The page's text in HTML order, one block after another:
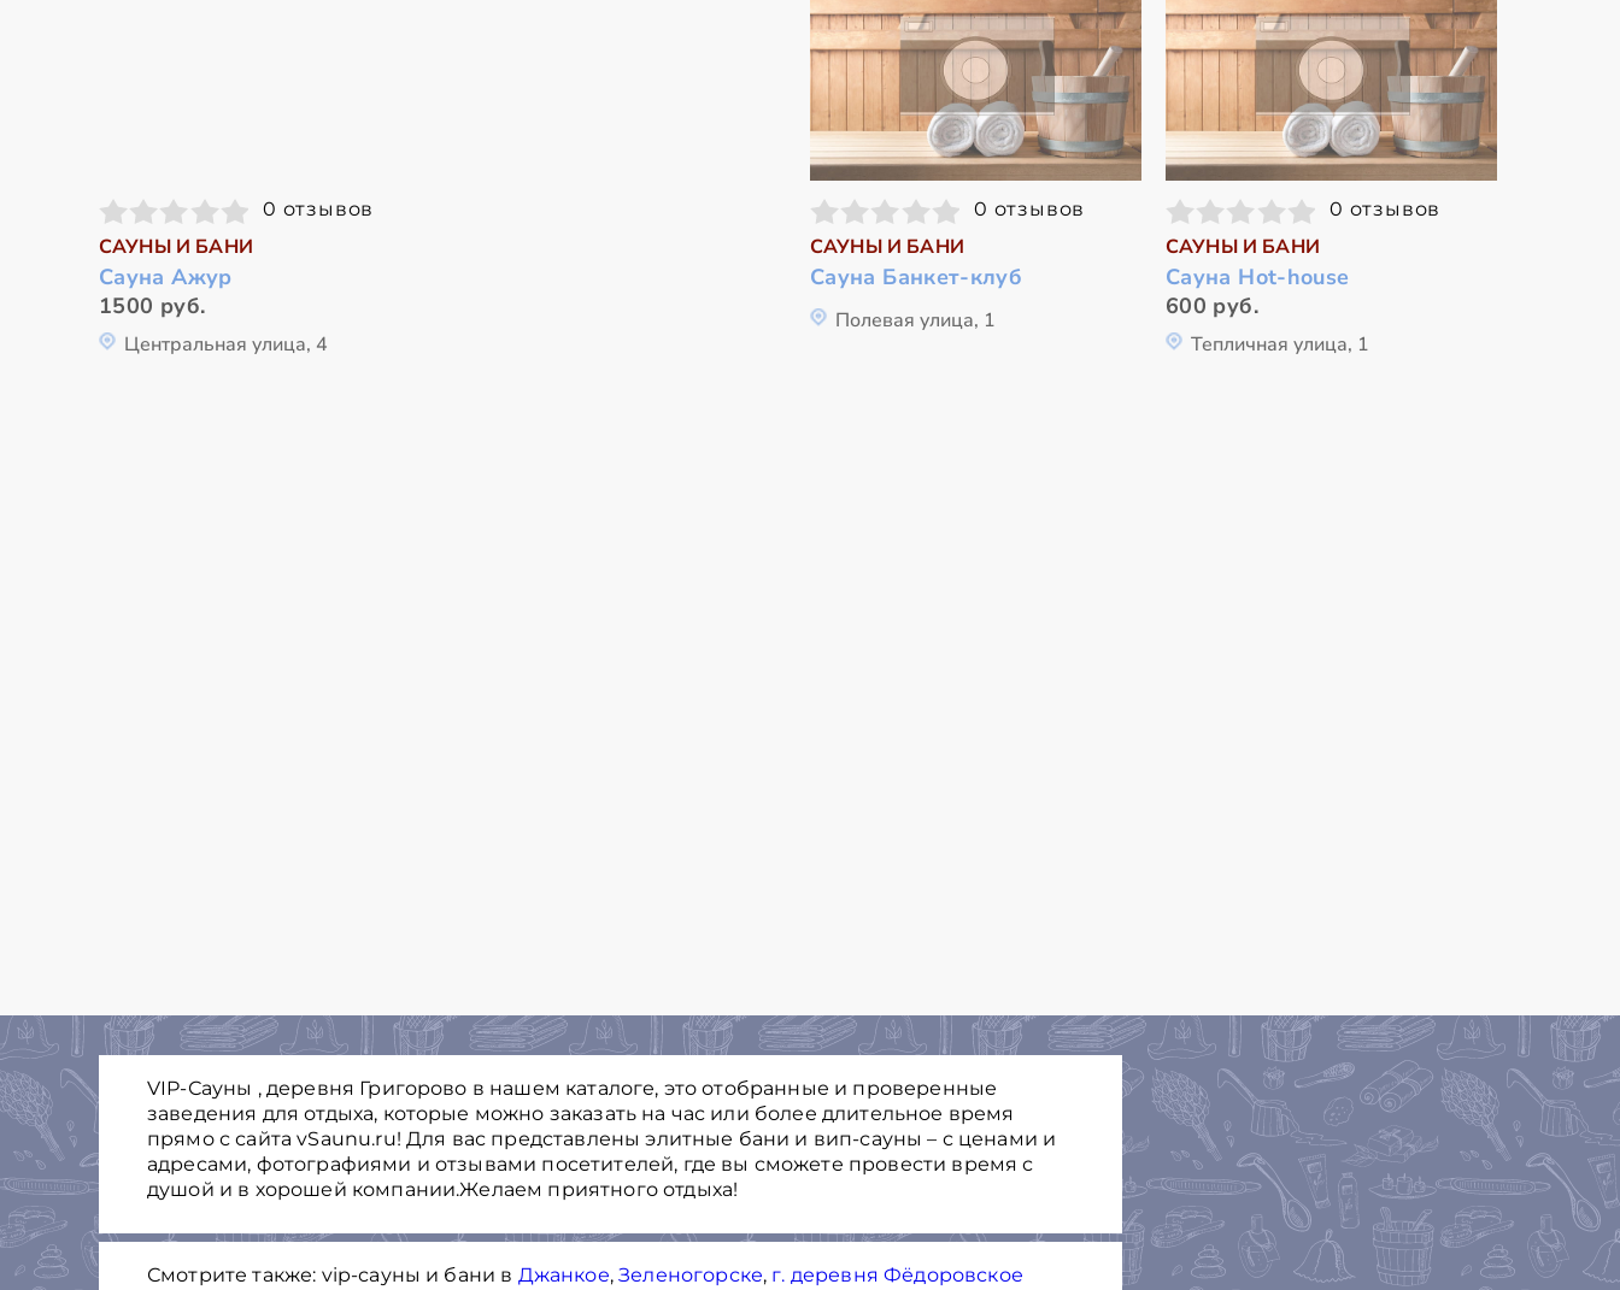
0 отзывов
САУНЫ И БАНИ
Сауна Ажур
1500 руб.
Центральная улица, 4
0 отзывов
САУНЫ И БАНИ
Сауна Банкет-клуб
Полевая улица, 1
0 отзывов
САУНЫ И БАНИ
Сауна Hot-house
600 руб.
Тепличная улица, 1
VIP-Сауны , деревня Григорово в нашем каталоге, это отобранные и проверенные
заведения для отдыха, которые можно заказать на час или более длительное время
прямо с сайта vSaunu.ru! Для вас представлены элитные бани и вип-сауны – с ценами и
адресами, фотографиями и отзывами посетителей, где вы сможете провести время с
душой и в хорошей компании.Желаем приятного отдыха!
Смотрите также: vip-сауны и бани в Джанкое,Зеленогорске, г. деревня Фёдоровское